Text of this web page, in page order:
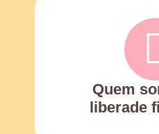
Quem
liberade